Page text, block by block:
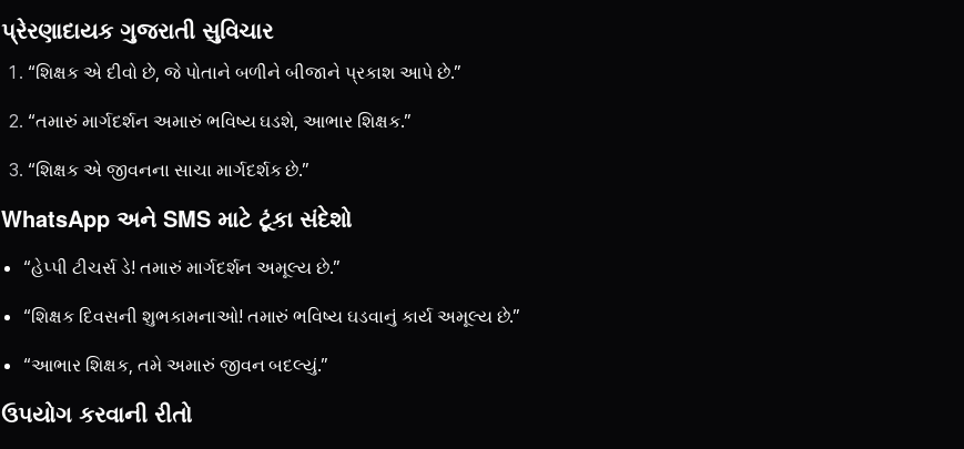
પ્રેરણાદાયક ગુજરાતી સુવિચાર
“શિક્ષક એ દીવો છે, જે પોતાને બળીને બીજાને પ્રકાશ આપે છે.”
“તમારું માર્ગદર્શન અમારું ભવિષ્ય ઘડશે, આભાર શિક્ષક.”
“શિક્ષક એ જીવનના સાચા માર્ગદર્શક છે.”
WhatsApp અને SMS માટે ટૂંકા સંદેશો
“હેપ્પી ટીચર્સ ડે! તમારું માર્ગદર્શન અમૂલ્ય છે.”
“શિક્ષક દિવસની શુભકામનાઓ! તમારું ભવિષ્ય ઘડવાનું કાર્ય અમૂલ્ય છે.”
“આભાર શિક્ષક, તમે અમારું જીવન બદલ્યું.”
ઉપયોગ કરવાની રીતો